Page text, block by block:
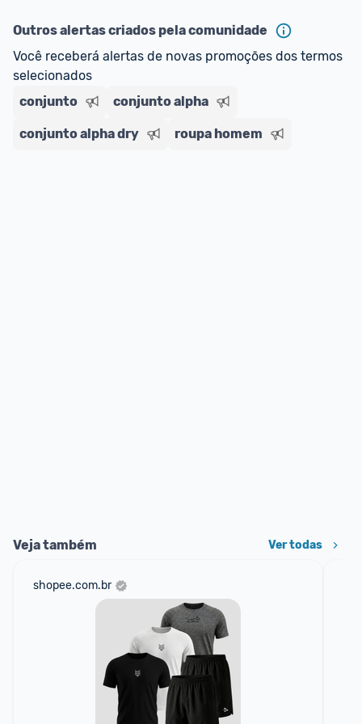
E lembre-se: você sempre pode contar ajuda da
comunidade para tirar dúvidas ou acionar os
nossos Admins marcando
comentário ou através do Fale com o Promobit.
Outros alertas criados pela comunidade
Você receberá alertas de novas promoções dos termos
selecionados
conjunto
conjunto alpha
conjunto alpha dry roupa homem
Veja também Ver todas
shopee.com.br